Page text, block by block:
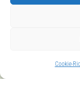
Cookie-
Impressum